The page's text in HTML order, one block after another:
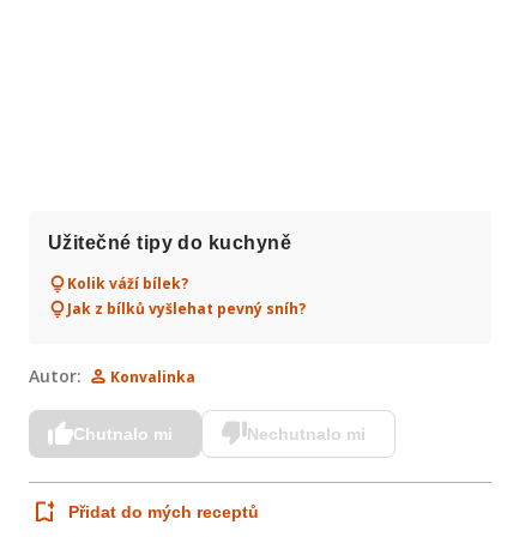
Užitečné tipy do kuchyně
Kolik váží bílek?
Jak z bílků vyšlehat pevný sníh?
Autor: Konvalinka
Chutnalo mi Nechutnalo mi
Přidat do mých receptů